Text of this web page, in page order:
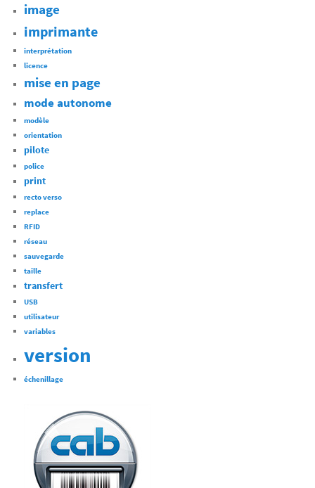
image
imprimante
interprétation
licence
mise en page
mode autonome
modèle
orientation
pilote
police
print
recto verso
replace
RFID
réseau
sauvegarde
taille
transfert
USB
utilisateur
variables
version
échenillage